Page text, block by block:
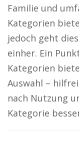
Familie und
Kategorien
jedoch geht
einher. Ein
Kategorien
Auswahl –
nach Nutzung
Kategorie